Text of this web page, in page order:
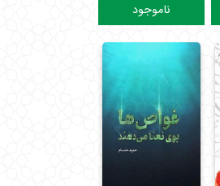
ناموجود